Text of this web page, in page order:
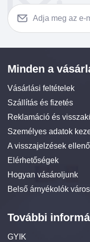
Minden a
Vásárlási feltételek
Szállítás és fizetés
Reklamáció és
Személyes adatok
A visszajelzések
Elérhetőségek
Hogyan vásároljunk
Belső árnyékolók
További
GYIK